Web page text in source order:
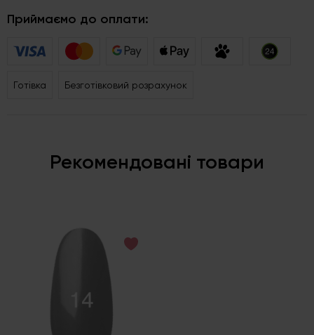
Приймаємо до оплати:
Готівка Безготівковий розрахунок
Рекомендовані товари